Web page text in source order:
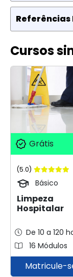
Cursos
Grátis
(5.0)
Básico
Limpeza
Hospitalar
De 10 a 120
16 Módulos
Matricule-